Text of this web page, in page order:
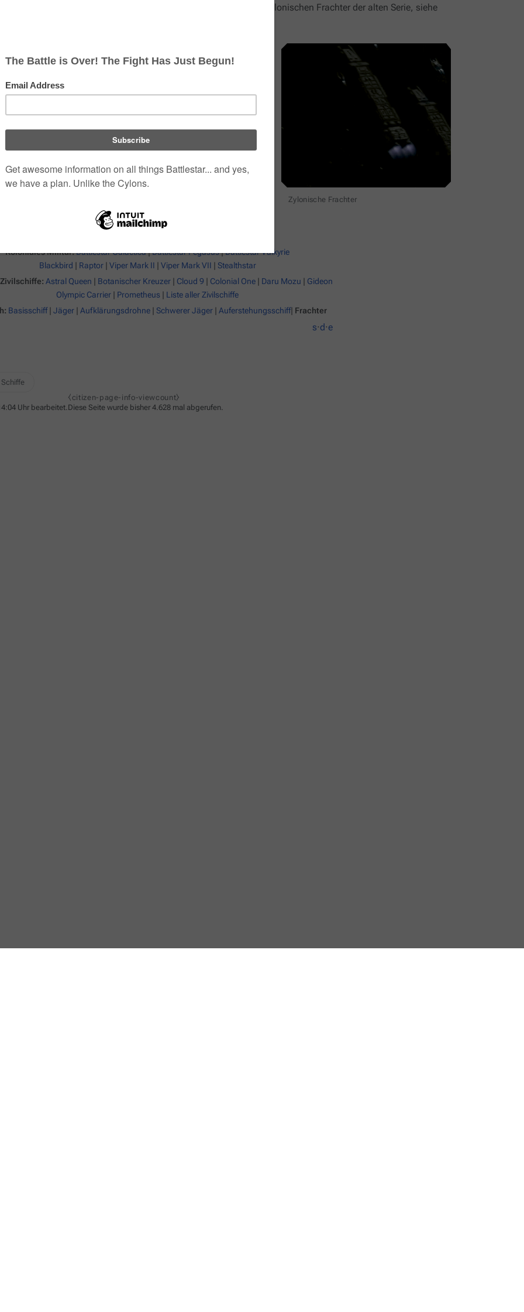
Frachter aus der
. Für Informationen über die zylonischen Frachter der alten Serie, siehe
Zylonische Frachter
für die obeliskförmigen Schiffe, die man im
Kobol, Teil IIsieht. Bisher ist noch nichts über dieses Schiff
mit dem Design der zylonischen Frachter aus der Original
Koloniales Militär:BattlestarGalactica|BattlestarPegasus|BattlestarValkyrie
Blackbird
Raptor| Viper Mark II Viper Mark VII
Stealthstar
Astral Queen Botanischer Kreuzer| Cloud 9 Colonial One| Daru Mozu
Gideon
Olympic Carrier
Prometheus
Liste aller Zivilschiffe
Basisschiff| Jäger Aufklärungsdrohne Schwerer Jäger Auferstehungsschiff| Frachter
s·d·e
Uhr bearbeitet.
⧼citizen-page-info-viewcount⧽
Diese Seite wurde bisher 4.628 mal abgerufen.